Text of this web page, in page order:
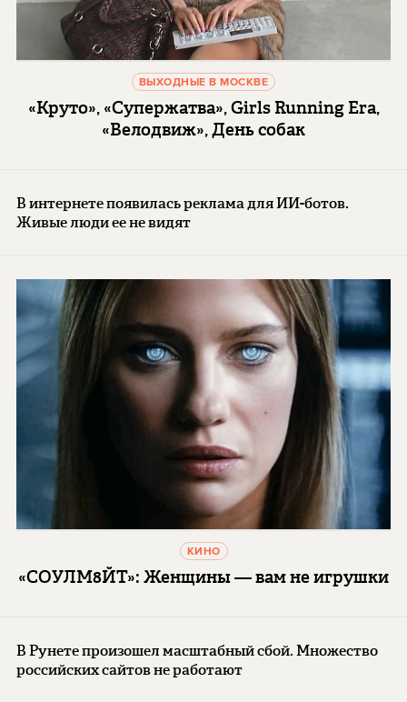
ВЫХОДНЫЕ В МОСКВЕ
«Круто», «Супержатва», Girls Running Era,
«Велодвиж», День собак
В интернете появилась реклама для ИИ-ботов.
Живые люди ее не видят
КИНО
«СОУЛМ8ЙТ»: Женщины — вам не игрушки
В Рунете произошел масштабный сбой. Множество
российских сайтов не работают